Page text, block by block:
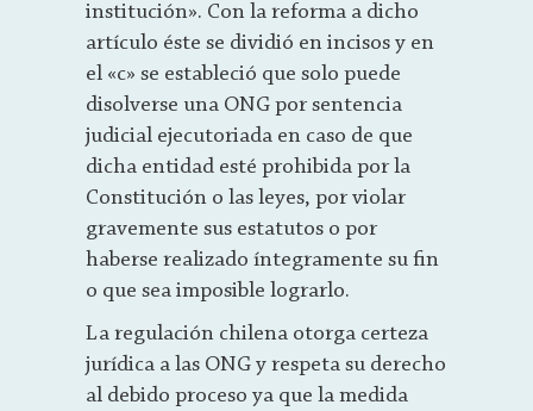
institución». Con la reforma a dicho
artículo éste se dividió en incisos y en
el «c» se estableció que solo puede
disolverse una ONG por sentencia
judicial ejecutoriada en caso de que
dicha entidad esté prohibida por la
Constitución o las leyes, por violar
gravemente sus estatutos o por
haberse realizado íntegramente su fin
o que sea imposible lograrlo.
La regulación chilena otorga certeza
jurídica a las ONG y respeta su derecho
al debido proceso ya que la medida